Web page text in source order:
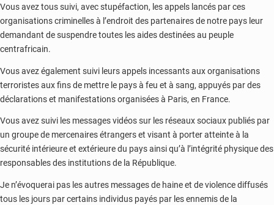
Vous avez tous suivi, avec stupéfaction, les appels lancés par ces
organisations criminelles à l’endroit des partenaires de notre pays leur
demandant de suspendre toutes les aides destinées au peuple
centrafricain.
Vous avez également suivi leurs appels incessants aux organisations
terroristes aux fins de mettre le pays à feu et à sang, appuyés par des
déclarations et manifestations organisées à Paris, en France.
Vous avez suivi les messages vidéos sur les réseaux sociaux publiés par
un groupe de mercenaires étrangers et visant à porter atteinte à la
sécurité intérieure et extérieure du pays ainsi qu’à l’intégrité physique des
responsables des institutions de la République.
Je n’évoquerai pas les autres messages de haine et de violence diffusés
tous les jours par certains individus payés par les ennemis de la